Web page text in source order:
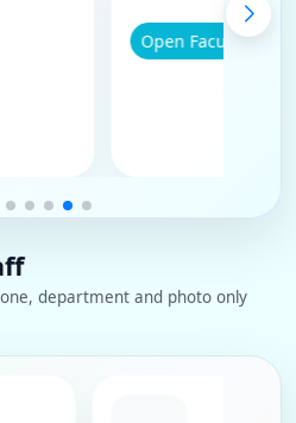
Open
department and photo only